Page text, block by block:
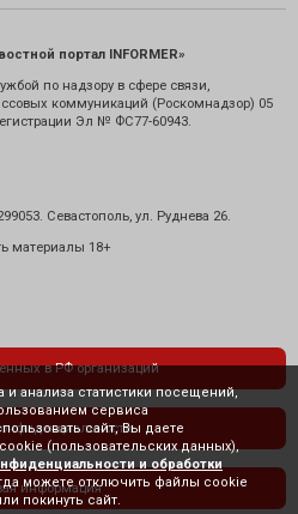
портал INFORMER»
по надзору в сфере связи,
коммуникаций (Роскомнадзор) 05
Эл № ФС77-60943.
Севастополь, ул. Руднева 26.
материалы 18+
в РФ организаций
информация
и анализа статистики посещений,
сервиса
сайт, Вы даете
(пользовательских данных),
и обработки
можете отключить файлы cookie
покинуть сайт.